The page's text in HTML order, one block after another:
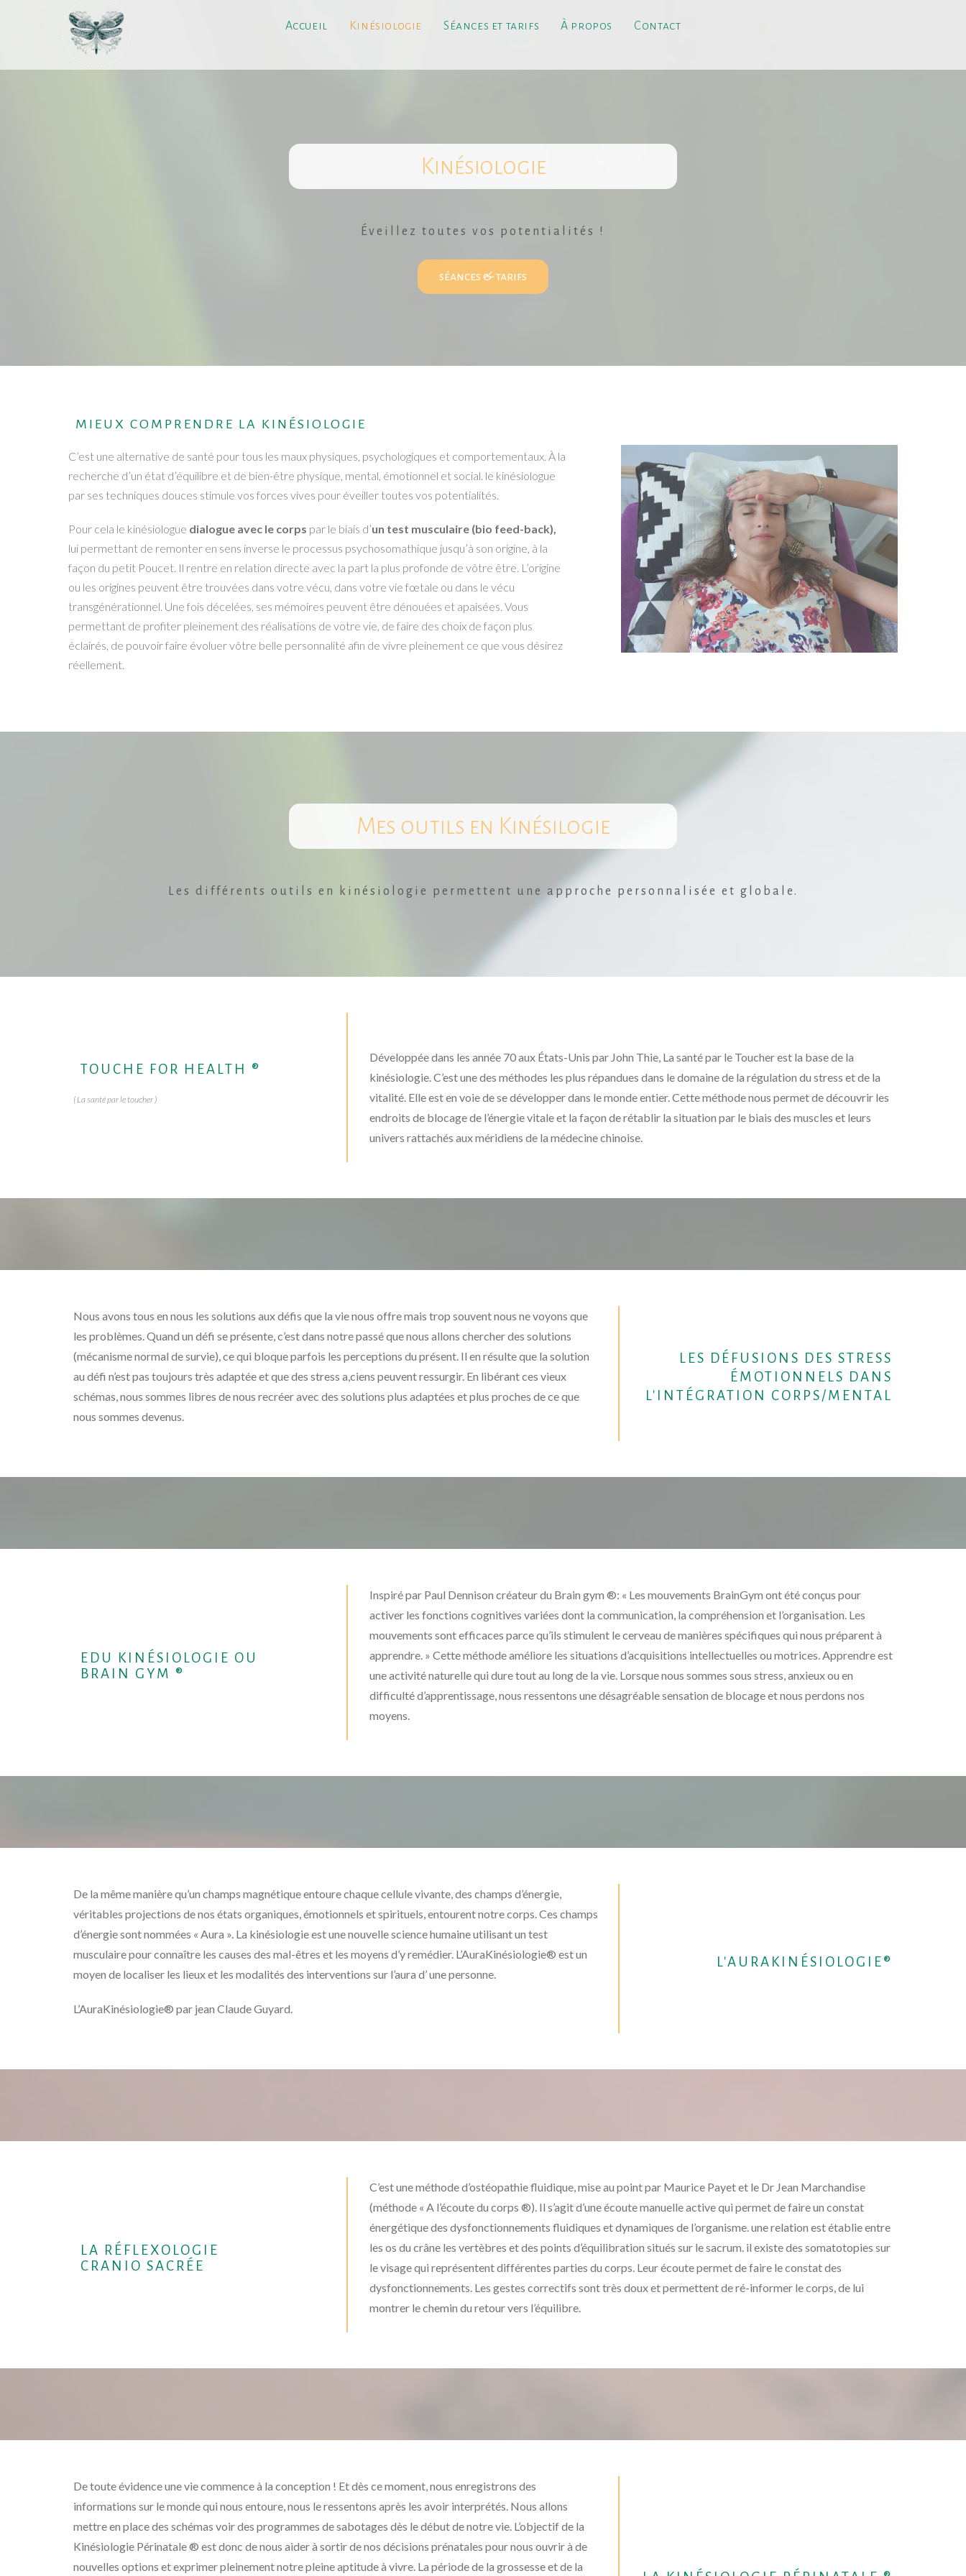
Accueil Kinésiologie Séances et tarifs À propos Contact
Kinésiologie
Éveillez toutes vos potentialités !
séances & tarifs
MIEUX COMPRENDRE LA KINÉSIOLOGIE
C’est une alternative de santé pour tous les maux physiques, psychologiques et comportementaux. À la
recherche d’un état d’équilibre et de bien-être physique, mental, émotionnel et social. le kinésiologue
par ses techniques douces stimule vos forces vives pour éveiller toutes vos potentialités.
Pour cela le kinésiologue dialogue avec le corps par le biais d’un test musculaire (bio feed-back),
lui permettant de remonter en sens inverse le processus psychosomathique jusqu’à son origine, à la
façon du petit Poucet. Il rentre en relation directe avec la part la plus profonde de vôtre être. L’origine
ou les origines peuvent être trouvées dans votre vécu, dans votre vie fœtale ou dans le vécu
transgénérationnel. Une fois décelées, ses mémoires peuvent être dénouées et apaisées. Vous
permettant de profiter pleinement des réalisations de votre vie, de faire des choix de façon plus
éclairés, de pouvoir faire évoluer vôtre belle personnalité afin de vivre pleinement ce que vous désirez
réellement.
Mes outils en Kinésilogie
Les différents outils en kinésiologie permettent une approche personnalisée et globale.
TOUCHE FOR HEALTH ®
( La santé par le toucher )
Développée dans les année 70 aux États-Unis par John Thie, La santé par le Toucher est la base de la
kinésiologie. C’est une des méthodes les plus répandues dans le domaine de la régulation du stress et de la
vitalité. Elle est en voie de se développer dans le monde entier. Cette méthode nous permet de découvrir les
endroits de blocage de l’énergie vitale et la façon de rétablir la situation par le biais des muscles et leurs
univers rattachés aux méridiens de la médecine chinoise.
Nous avons tous en nous les solutions aux défis que la vie nous offre mais trop souvent nous ne voyons que
les problèmes. Quand un défi se présente, c’est dans notre passé que nous allons chercher des solutions
(mécanisme normal de survie), ce qui bloque parfois les perceptions du présent. Il en résulte que la solution
au défi n’est pas toujours très adaptée et que des stress a,ciens peuvent ressurgir. En libérant ces vieux
schémas, nous sommes libres de nous recréer avec des solutions plus adaptées et plus proches de ce que
nous sommes devenus.
LES DÉFUSIONS DES STRESS
ÉMOTIONNELS DANS
L'INTÉGRATION CORPS/MENTAL
EDU KINÉSIOLOGIE OU
BRAIN GYM ®
Inspiré par Paul Dennison créateur du Brain gym ®: « Les mouvements BrainGym ont été conçus pour
activer les fonctions cognitives variées dont la communication, la compréhension et l’organisation. Les
mouvements sont efficaces parce qu’ils stimulent le cerveau de manières spécifiques qui nous préparent à
apprendre. » Cette méthode améliore les situations d’acquisitions intellectuelles ou motrices. Apprendre est
une activité naturelle qui dure tout au long de la vie. Lorsque nous sommes sous stress, anxieux ou en
difficulté d’apprentissage, nous ressentons une désagréable sensation de blocage et nous perdons nos
moyens.
De la même manière qu’un champs magnétique entoure chaque cellule vivante, des champs d’énergie,
véritables projections de nos états organiques, émotionnels et spirituels, entourent notre corps. Ces champs
d’énergie sont nommées « Aura ». La kinésiologie est une nouvelle science humaine utilisant un test
musculaire pour connaître les causes des mal-êtres et les moyens d’y remédier. L’AuraKinésiologie® est un
moyen de localiser les lieux et les modalités des interventions sur l’aura d’ une personne.
L’AuraKinésiologie® par jean Claude Guyard.
L'AURAKINÉSIOLOGIE®
LA RÉFLEXOLOGIE
CRANIO SACRÉE
C’est une méthode d’ostéopathie fluidique, mise au point par Maurice Payet et le Dr Jean Marchandise
(méthode « A l’écoute du corps ®). Il s’agit d’une écoute manuelle active qui permet de faire un constat
énergétique des dysfonctionnements fluidiques et dynamiques de l’organisme. une relation est établie entre
les os du crâne les vertèbres et des points d’équilibration situés sur le sacrum. il existe des somatotopies sur
le visage qui représentent différentes parties du corps. Leur écoute permet de faire le constat des
dysfonctionnements. Les gestes correctifs sont très doux et permettent de ré-informer le corps, de lui
montrer le chemin du retour vers l’équilibre.
De toute évidence une vie commence à la conception ! Et dès ce moment, nous enregistrons des
informations sur le monde qui nous entoure, nous le ressentons après les avoir interprétés. Nous allons
mettre en place des schémas voir des programmes de sabotages dès le début de notre vie. L’objectif de la
Kinésiologie Périnatale ® est donc de nous aider à sortir de nos décisions prénatales pour nous ouvrir à de
nouvelles options et exprimer pleinement notre pleine aptitude à vivre. La période de la grossesse et de la